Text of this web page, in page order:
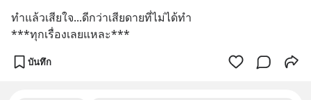
ทำแล้วเสียใจ...ดีกว่าเสียดายที่ไม่ได้ทำ
***ทุกเรื่องเลยแหละ***
บันทึก